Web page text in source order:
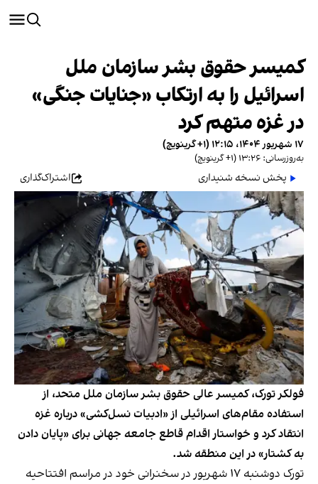
کمیسر حقوق بشر سازمان ملل
اسرائیل را به ارتکاب «جنایات جنگی»
در غزه متهم کرد
۱۷ شهریور ۱۴۰۴، ۱۲:۱۵ (‎+۱ گرینویچ)
به‌روزرسانی: ۱۳:۲۶ (‎+۱ گرینویچ)
پخش نسخه شنیداری اشتراک‌گذاری
فولکر تورک، کمیسر عالی حقوق بشر سازمان ملل متحد، از
استفاده مقام‌های اسرائیلی از «ادبیات نسل‌کشی» درباره غزه
انتقاد کرد و خواستار اقدام قاطع جامعه جهانی برای «پایان دادن
به کشتار» در این منطقه شد.
تورک دوشنبه ۱۷ شهریور در سخنرانی خود در مراسم افتتاحیه